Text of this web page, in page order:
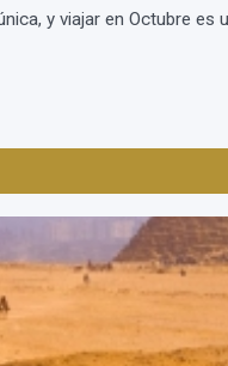
y viajar en Octubre